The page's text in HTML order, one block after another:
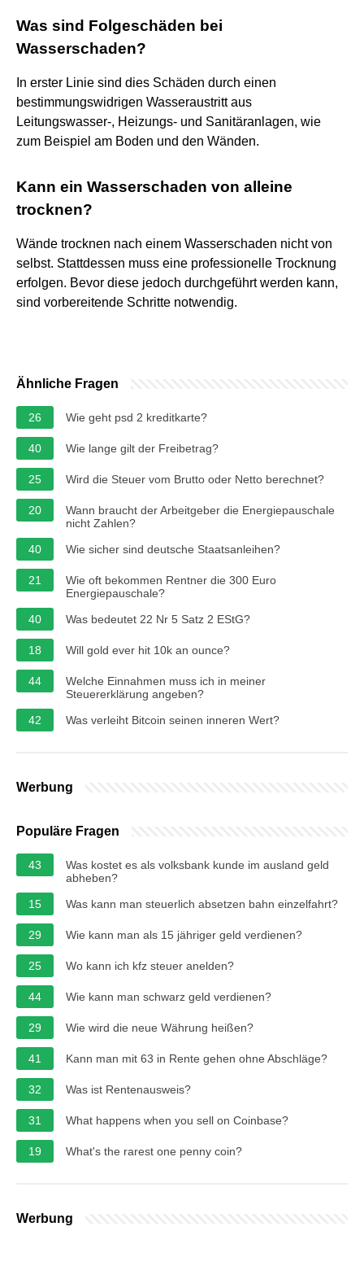
Was sind Folgeschäden bei
Wasserschaden?
In erster Linie sind dies Schäden durch einen
bestimmungswidrigen Wasseraustritt aus
Leitungswasser-, Heizungs- und Sanitäranlagen, wie
zum Beispiel am Boden und den Wänden.
Kann ein Wasserschaden von alleine
trocknen?
Wände trocknen nach einem Wasserschaden nicht von
selbst. Stattdessen muss eine professionelle Trocknung
erfolgen. Bevor diese jedoch durchgeführt werden kann,
sind vorbereitende Schritte notwendig.
Ähnliche Fragen
26 Wie geht psd 2 kreditkarte?
40 Wie lange gilt der Freibetrag?
25 Wird die Steuer vom Brutto oder Netto berechnet?
20
Wann braucht der Arbeitgeber die Energiepauschale
nicht Zahlen?
40
Wie sicher sind deutsche Staatsanleihen?
21
Wie oft bekommen Rentner die 300 Euro
Energiepauschale?
40
Was bedeutet 22 Nr 5 Satz 2 EStG?
18 Will gold ever hit 10k an ounce?
44
Welche Einnahmen muss ich in meiner
Steuererklärung angeben?
42
Was verleiht Bitcoin seinen inneren Wert?
Werbung
Populäre Fragen
43
Was kostet es als volksbank kunde im ausland geld
abheben?
15
Was kann man steuerlich absetzen bahn einzelfahrt?
29 Wie kann man als 15 jähriger geld verdienen?
25 Wo kann ich kfz steuer anelden?
44 Wie kann man schwarz geld verdienen?
29 Wie wird die neue Währung heißen?
41 Kann man mit 63 in Rente gehen ohne Abschläge?
32 Was ist Rentenausweis?
31 What happens when you sell on Coinbase?
19 What's the rarest one penny coin?
Werbung